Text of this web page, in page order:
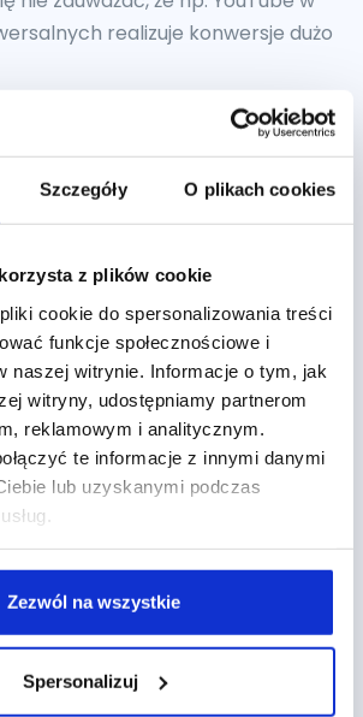
Szczegóły O plikach cookies
z plików cookie
cookie do spersonalizowania treści
funkcje społecznościowe i
naszej witrynie. Informacje o tym, jak
witryny, udostępniamy partnerom
reklamowym i analitycznym.
te informacje z innymi danymi
lub uzyskanymi podczas
Zezwól na wszystkie
Spersonalizuj
realizuje konwersje dużo
zapytania
przed
w którą stronę pójdzie rozwój
Z jednej strony wydaje się,
pełni zautomatyzować proces w
optymalizacyjny w ręce
i algorytmów, tak długo jak
w postaci docelowego CPA. Z
to sens w momencie, kiedy
alternatywę w postaci
Na pewno można spodziewać
z Firebase w postaci rozwoju
strategii bidowania czy też
jestem również ciekaw czy
takie elementy jak chociażby